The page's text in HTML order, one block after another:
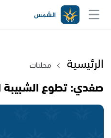
الرئيسية محليات
صفدي: تطوع الشبيبة